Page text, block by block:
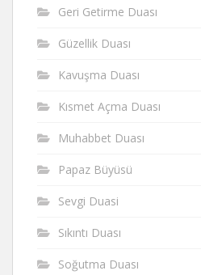
Geri Getirme Duası
Güzellik Duası
Kavuşma Duası
Kısmet Açma Duası
Muhabbet Duası
Papaz Büyüsü
Sevgi Duasi
Sıkıntı Duası
Soğutma Duası